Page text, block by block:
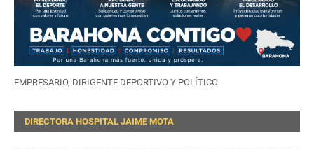
EMPRESARIO, DIRIGENTE DEPORTIVO Y POLÍTICO
DIRECTORA HOSPITAL JAIME MOTA